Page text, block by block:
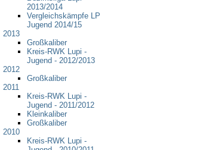
2013/2014
Vergleichskämpfe LP
Jugend 2014/15
2013
Großkaliber
Kreis-RWK Lupi -
Jugend - 2012/2013
2012
Großkaliber
2011
Kreis-RWK Lupi -
Jugend - 2011/2012
Kleinkaliber
Großkaliber
2010
Kreis-RWK Lupi -